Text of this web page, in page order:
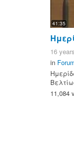
41:35
16
in
11,084